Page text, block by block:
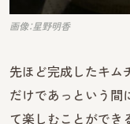
画像：星野明香
先ほど完成したキム
だけであっという間
て楽しむことができ